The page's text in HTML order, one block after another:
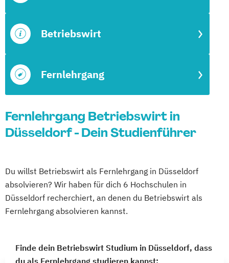
Fernlehrgang
Betriebswirt
Fernlehrgang Betriebswirt in
Düsseldorf - Dein Studienführer
Du willst Betriebswirt als Fernlehrgang in Düsseldorf
absolvieren? Wir haben für dich 6 Hochschulen in
Düsseldorf recherchiert, an denen du Betriebswirt als
Fernlehrgang absolvieren kannst.
Finde dein Betriebswirt Studium in Düsseldorf, dass
du als Fernlehrgang studieren kannst: